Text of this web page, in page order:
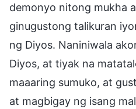
demonyo nitong mukha
ginugustong talikuran
ng Diyos. Naniniwala
Diyos, at tiyak na
maaaring sumuko, at
at magbigay ng isang